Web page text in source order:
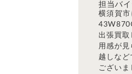
担当バ
横須賀市
出張買取
用感が
越しなど
ござい